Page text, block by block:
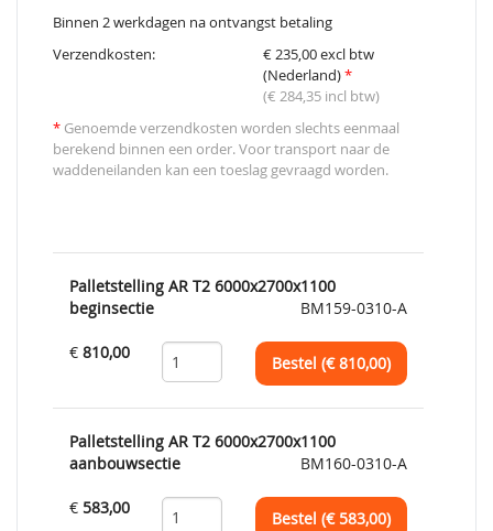
Binnen 2 werkdagen na ontvangst betaling
Verzendkosten:
€ 235,00 excl btw
(Nederland)*
(€ 284,35 incl btw)
* Genoemde verzendkosten worden slechts eenmaal
berekend binnen een order. Voor transport naar de
waddeneilanden kan een toeslag gevraagd worden.
Palletstelling AR T2 6000x2700x1100
beginsectie
BM159-0310-A
€ 810,00
Bestel (€810,00)
Palletstelling AR T2 6000x2700x1100
aanbouwsectie
BM160-0310-A
€ 583,00
Bestel (€ 583,00)